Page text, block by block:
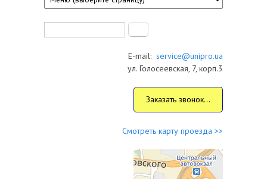
Поиск
E-mail: service@unipro.ua
ул. Голосеевская, 7, корп.3
Заказать звонок...
Смотреть карту проезда >>